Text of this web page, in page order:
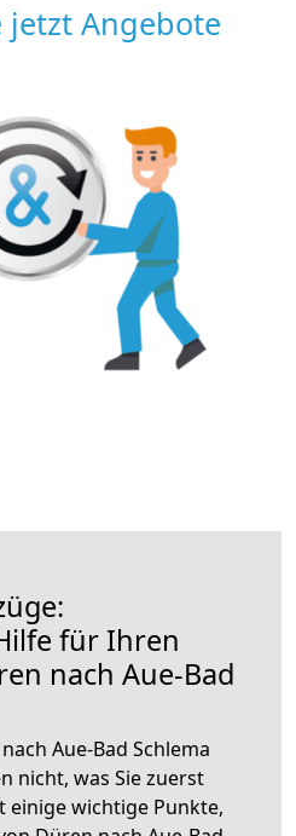
jetzt Angebote
für Ihren
nach Aue-Bad
Aue-Bad Schlema
nicht, was Sie zuerst
einige wichtige Punkte,